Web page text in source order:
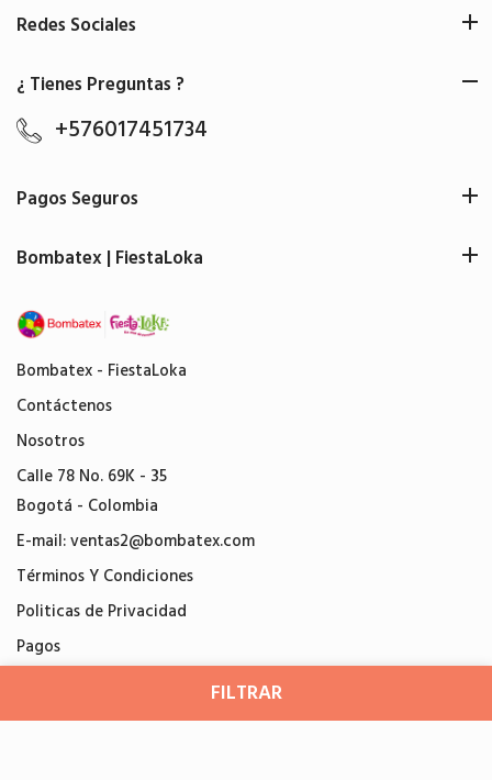
FILTRAR
Bombatex - FiestaLoka
Contáctenos
Nosotros
Calle 78 No. 69K - 35
Bogotá - Colombia
E-mail:ventas2@bombatex.com
Términos Y Condiciones
Politicas de Privacidad
Pagos
Redes Sociales
¿ Tienes Preguntas ?
+576017451734
Pagos Seguros
Bombatex | FiestaLoka
Bombatex© 2026